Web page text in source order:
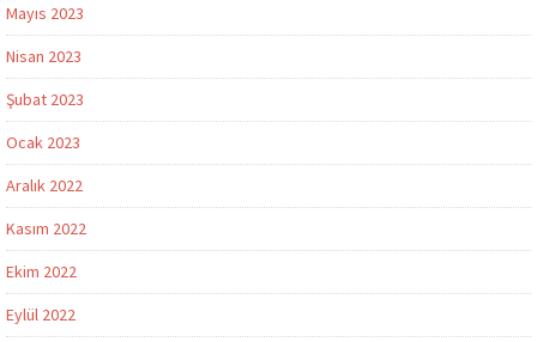
Mayıs 2023
Nisan 2023
Şubat 2023
Ocak 2023
Aralık 2022
Kasım 2022
Ekim 2022
Eylül 2022